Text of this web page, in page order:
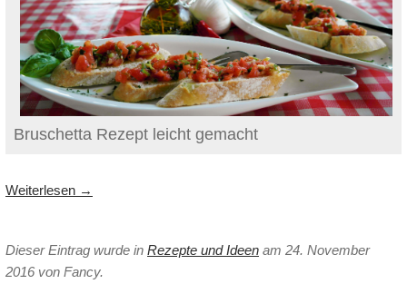
Bruschetta Rezept leicht gemacht
Weiterlesen →
Dieser Eintrag wurde in Rezepte und Ideen am 24. November
2016 von Fancy.